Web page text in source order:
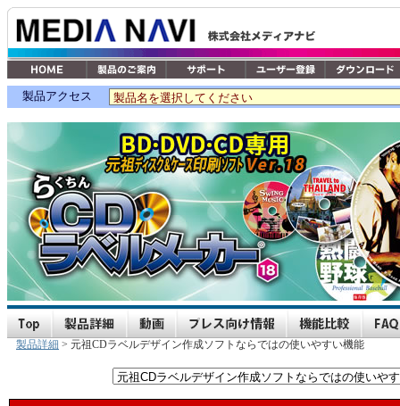
製品アクセス
製品詳細 > 元祖CDラベルデザイン作成ソフトならではの使いやすい機能